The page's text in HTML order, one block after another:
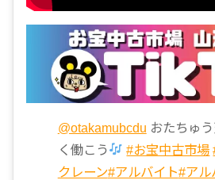
@otakamubcdu おたちゅ
く働こう
#お宝中古市場
クレーン#アルバイト#アル